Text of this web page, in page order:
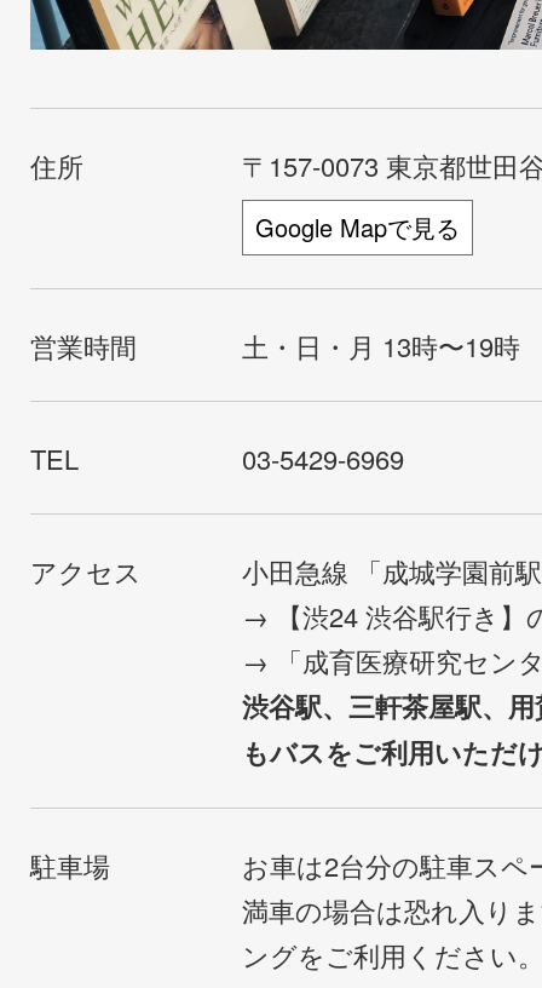
住所 〒157-0073 東京都世田
Google Mapで見る
営業時間 土・日・月 13時〜19時
TEL 03-5429-6969
アクセス
小田急線 「成城学園前
→ 【渋24 渋谷駅行き】
→ 「成育医療研究セン
渋谷駅、三軒茶屋駅、
もバスをご利用いただ
駐車場
お車は2台分の駐車ス
満車の場合は恐れ入り
ングをご利用ください